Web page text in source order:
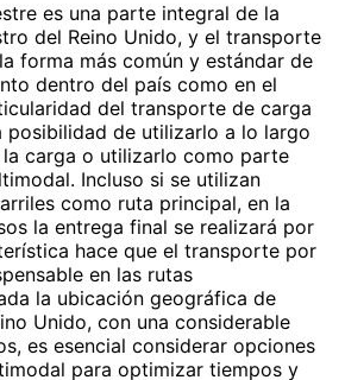
es una parte integral de la
del Reino Unido, y el transporte
forma más común y estándar de
dentro del país como en el
del transporte de carga
posibilidad de utilizarlo a lo largo
carga o utilizarlo como parte
Incluso si se utilizan
como ruta principal, en la
la entrega final se realizará por
hace que el transporte por
en las rutas
la ubicación geográfica de
Unido, con una considerable
es esencial considerar opciones
para optimizar tiempos y